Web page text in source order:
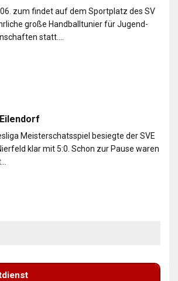
zum findet auf dem Sportplatz des SV
große Handballtunier für Jugend-
statt….
Meisterschatsspiel besiegte der SVE
klar mit 5:0. Schon zur Pause waren